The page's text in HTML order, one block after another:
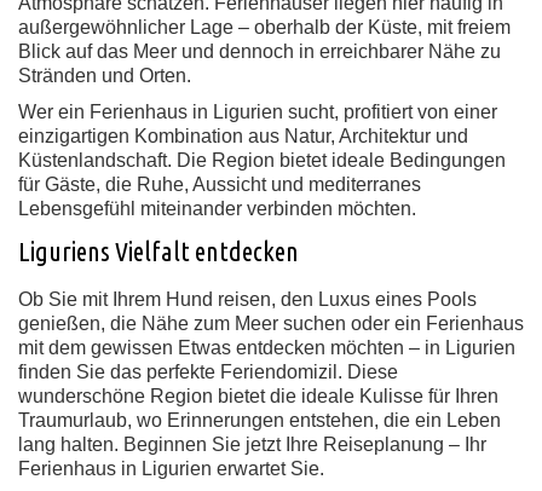
außergewöhnlicher Lage – oberhalb der Küste, mit freiem
Blick auf das Meer und dennoch in erreichbarer Nähe zu
Stränden und Orten.
Wer ein Ferienhaus in Ligurien sucht, profitiert von einer
einzigartigen Kombination aus Natur, Architektur und
Küstenlandschaft. Die Region bietet ideale Bedingungen
für Gäste, die Ruhe, Aussicht und mediterranes
Lebensgefühl miteinander verbinden möchten.
Liguriens Vielfalt entdecken
Ob Sie mit Ihrem Hund reisen, den Luxus eines Pools
genießen, die Nähe zum Meer suchen oder ein Ferienhaus
mit dem gewissen Etwas entdecken möchten – in Ligurien
finden Sie das perfekte Feriendomizil. Diese
wunderschöne Region bietet die ideale Kulisse für Ihren
Traumurlaub, wo Erinnerungen entstehen, die ein Leben
lang halten. Beginnen Sie jetzt Ihre Reiseplanung – Ihr
Ferienhaus in Ligurien erwartet Sie.